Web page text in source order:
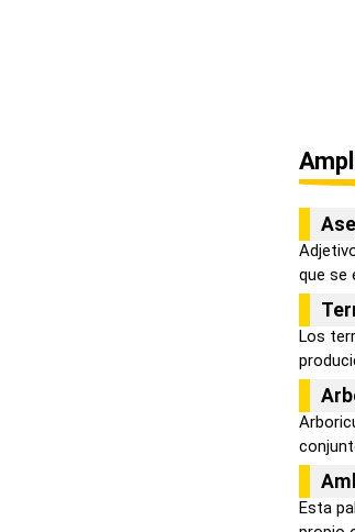
que se
Los
Esta